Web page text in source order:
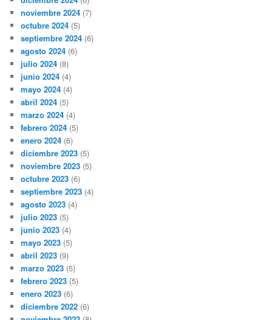
noviembre 2024 (7)
octubre 2024 (5)
septiembre 2024 (6)
agosto 2024 (6)
julio 2024 (8)
junio 2024 (4)
mayo 2024 (4)
abril 2024 (5)
marzo 2024 (4)
febrero 2024 (5)
enero 2024 (6)
diciembre 2023 (5)
noviembre 2023 (5)
octubre 2023 (6)
septiembre 2023 (4)
agosto 2023 (4)
julio 2023 (5)
junio 2023 (4)
mayo 2023 (5)
abril 2023 (9)
marzo 2023 (5)
febrero 2023 (5)
enero 2023 (6)
diciembre 2022 (6)